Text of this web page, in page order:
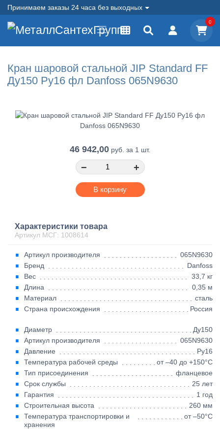
Принимаем заказы 24 часа без выходных
0
Кран шаровой стальной JIP Standard FF
Ду150 Ру16 фл Danfoss 065N9630
46 942,00 руб. за 1 шт.
− +
В корзину
Характеристики товара
Артикул МСГ: 1008614
Артикул производителя
065N9630
Бренд
Danfoss
Вес
33,7 кг
Длина
0,35 м
Материал
сталь
Страна происхождения
Россия
Диаметр
Ду150
Артикул производителя
065N9630
Давление
Ру16
Температура рабочей среды
от –40 до +150°C
Тип присоединения
фланцевое
Срок службы
25 лет
Гарантия
1 год
Строительная высота
260 мм
Температура транспортировки и
хранения
от –50°C